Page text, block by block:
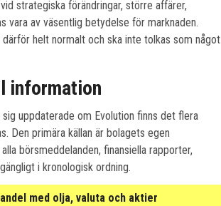
strategiska förändringar, större affärer,
vara av väsentlig betydelse för marknaden.
helt normalt och ska inte tolkas som något
information
uppdaterade om Evolution finns det flera
Den primära källan är bolagets egen
börsmeddelanden, finansiella rapporter,
i kronologisk ordning.
med olja, valuta och aktier